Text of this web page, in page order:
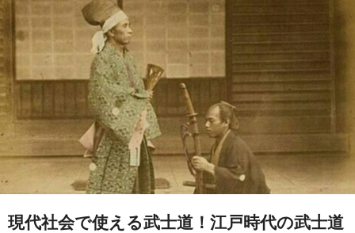
現代社会で使える武士道！江戸時代の武士道